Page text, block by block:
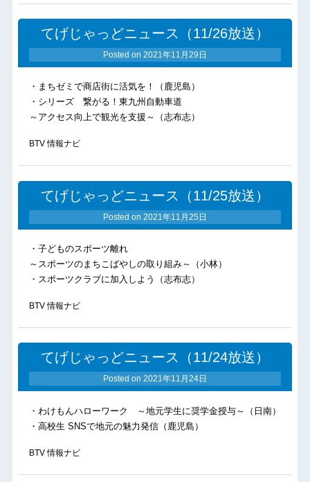
てげじゃっどニュース（11/26放送）
Posted on 2021年11月29日
・まちゼミで商店街に活気を！（鹿児島）
・シリーズ 繋がる！東九州自動車道
～アクセス向上で観光を支援～（志布志）
BTV 情報ナビ
てげじゃっどニュース（11/25放送）
Posted on 2021年11月25日
・子どものスポーツ離れ
～スポーツのまちこばやしの取り組み～（小林）
・スポーツクラブに加入しよう（志布志）
BTV 情報ナビ
てげじゃっどニュース（11/24放送）
Posted on 2021年11月24日
・わけもんハローワーク ～地元学生に奨学金授与～（日南）
・高校生 SNSで地元の魅力発信（鹿児島）
BTV 情報ナビ